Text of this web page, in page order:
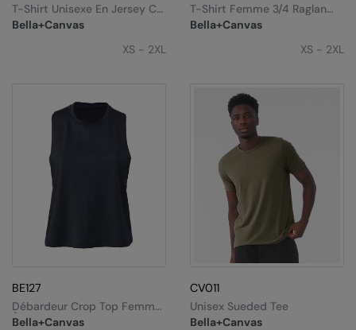
Bella+Canvas
T-Shirt Unisexe En Jersey Col
Rond Manches Longues
XS - 2XL
Bella+Canvas
T-Shirt Femme 3/4 Raglan
Micro Côte Style Bébé
XS - 2XL
BE127
Bella+Canvas
Débardeur Crop Top Femme
À Dos Nageur
CV011
Bella+Canvas
Unisex Sueded Tee